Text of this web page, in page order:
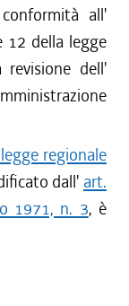
all'
12 della legge
revisione dell'
regionale
dall' art.
1971, n. 3, è